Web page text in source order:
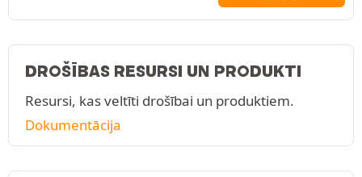
DROŠĪBAS RESURSI UN PRODUKTI
Resursi, kas veltīti drošībai un produktiem.
Dokumentācija